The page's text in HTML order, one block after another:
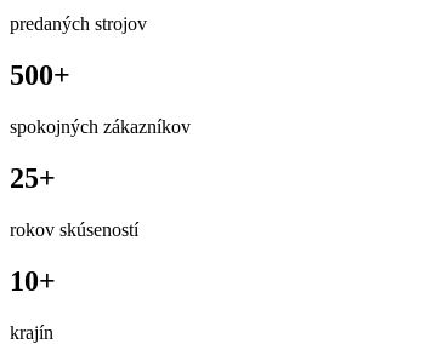
predaných strojov
500+
spokojných zákazníkov
25+
rokov skúseností
10+
krajín